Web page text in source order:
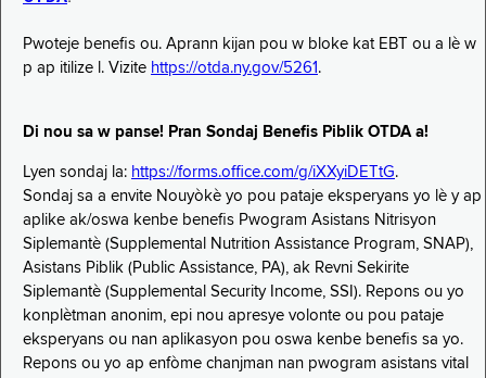
Pwoteje benefis ou. Aprann kijan pou w bloke kat EBT ou a lè w
p ap itilize l. Vizite https://otda.ny.gov/5261 .
Di nou sa w panse! Pran Sondaj Benefis Piblik OTDA a!
Lyen sondaj la: https://forms.office.com/g/iXXyiDETtG.
Sondaj sa a envite Nouyòkè yo pou pataje eksperyans yo lè y ap
aplike ak/oswa kenbe benefis Pwogram Asistans Nitrisyon
Siplemantè (Supplemental Nutrition Assistance Program, SNAP),
Asistans Piblik (Public Assistance, PA), ak Revni Sekirite
Siplemantè (Supplemental Security Income, SSI). Repons ou yo
konplètman anonim, epi nou apresye volonte ou pou pataje
eksperyans ou nan aplikasyon pou oswa kenbe benefis sa yo.
Repons ou yo ap enfòme chanjman nan pwogram asistans vital